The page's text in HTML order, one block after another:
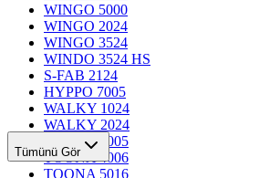
WINGO 5000
WINGO 2024
WINGO 3524
WINDO 3524 HS
S-FAB 2124
HYPPO 7005
WALKY 1024
WALKY 2024
TOONA 4005
TOONA 4006
TOONA 5016
Tümünü Gör